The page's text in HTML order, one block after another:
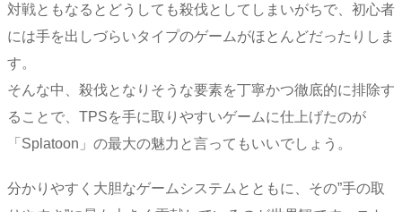
対戦ともなるとどうしても殺伐としてしまいがちで、初心者
には手を出しづらいタイプのゲームがほとんどだったりしま
す。
そんな中、殺伐となりそうな要素を丁寧かつ徹底的に排除す
ることで、TPSを手に取りやすいゲームに仕上げたのが
「Splatoon」の最大の魅力と言ってもいいでしょう。
分かりやすく大胆なゲームシステムとともに、その”手の取